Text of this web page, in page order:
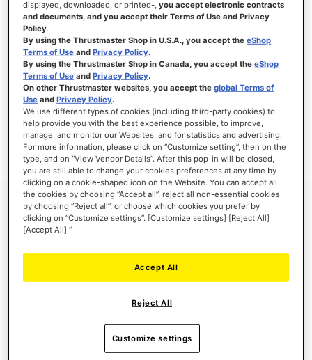
Thrustmaster Club Exclusive
This content is reserved for our Thrustmaster Club members.
VEILIG BETALEN
100% veilige betaaloplossingen, voor betalen met volledige
gemoedsrust!
displayed, downloaded, or printed-,you accept electronic contracts
and documents, and you accept their Terms of Use and Privacy
Policy.
By using the Thrustmaster Shop in U.S.A., you accept theeShop
Terms of Use andPrivacy Policy.
By using the Thrustmaster Shop in Canada, you accept theeShop
Terms of Use andPrivacy Policy.
On other Thrustmaster websites, you accept theglobal Terms of
Use andPrivacy Policy.
We use different types of cookies (including third-party cookies) to
help provide you with the best experience possible, to improve,
manage, and monitor our Websites, and for statistics and advertising.
For more information, please click on “Customize setting”, then on the
type, and on “View Vendor Details”. After this pop-in will be closed,
you are still able to change your cookies preferences at any time by
clicking on a cookie-shaped icon on the Website. You can accept all
the cookies by choosing “Accept all”, reject all non-essential cookies
by choosing “Reject all”, or choose which cookies you prefer by
clicking on “Customize settings”. [Customize settings] [Reject All]
[Accept All] ”
Reject All
Accept All
Customize settings